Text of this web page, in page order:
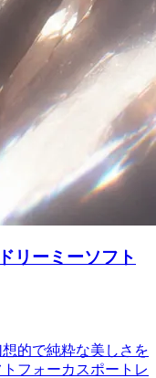
リーミーソフト
的で純粋な美しさを
フォーカスポートレ